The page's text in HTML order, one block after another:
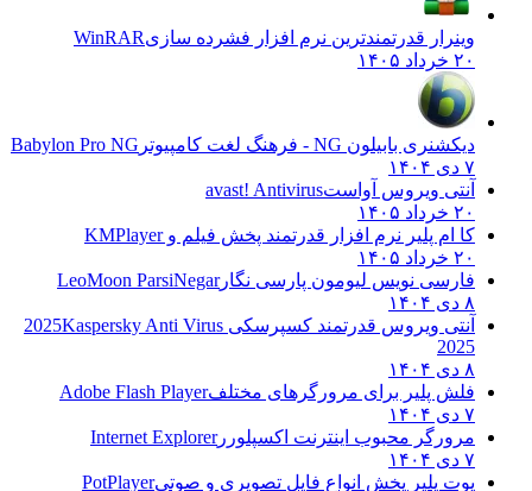
وینرار قدرتمندترین نرم افزار فشرده سازیWinRAR
۲۰ خرداد ۱۴۰۵
دیکشنری بابیلون NG - فرهنگ لغت کامپیوتر
Babylon Pro NG
۷ دی ۱۴۰۴
آنتی ویروس آواستavast! Antivirus
۲۰ خرداد ۱۴۰۵
کا ام پلیر نرم افزار قدرتمند پخش فیلم وKMPlayer
۲۰ خرداد ۱۴۰۵
فارسی نویس لیومون پارسی نگارLeoMoon ParsiNegar
۸ دی ۱۴۰۴
آنتی ویروس قدرتمند کسپرسکی 2025 Kaspersky Anti Virus
2025
۸ دی ۱۴۰۴
فلش پلیر برای مرورگرهای مختلفAdobe Flash Player
۷ دی ۱۴۰۴
مرورگر محبوب اینترنت اکسپلوررInternet Explorer
۷ دی ۱۴۰۴
پوت پلیر پخش انواع فایل تصویری و صوتیPotPlayer